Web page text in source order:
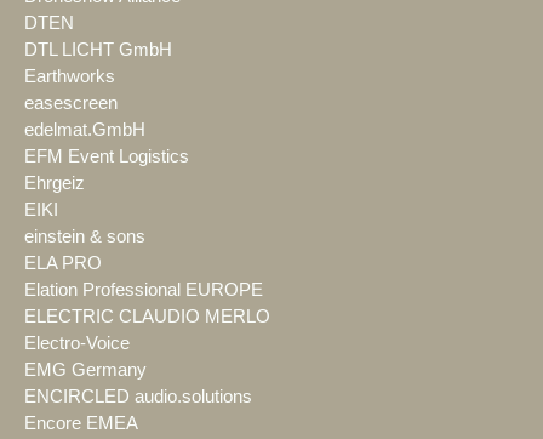
DTEN
DTL LICHT GmbH
Earthworks
easescreen
edelmat.GmbH
EFM Event Logistics
Ehrgeiz
EIKI
einstein & sons
ELA PRO
Elation Professional EUROPE
ELECTRIC CLAUDIO MERLO
Electro-Voice
EMG Germany
ENCIRCLED audio.solutions
Encore EMEA